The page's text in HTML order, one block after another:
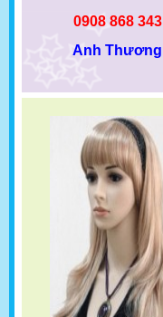
0908 868 343
Anh Thương